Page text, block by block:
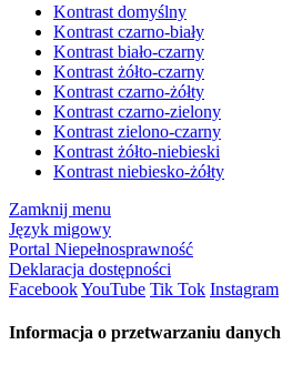
Kontrast domyślny
Kontrast czarno-biały
Kontrast biało-czarny
Kontrast żółto-czarny
Kontrast czarno-żółty
Kontrast czarno-zielony
Kontrast zielono-czarny
Kontrast żółto-niebieski
Kontrast niebiesko-żółty
Zamknij menu
Język migowy
Portal Niepełnosprawność
Deklaracja dostępności
FacebookYouTube Tik Tok Instagram
Informacja o przetwarzaniu danych